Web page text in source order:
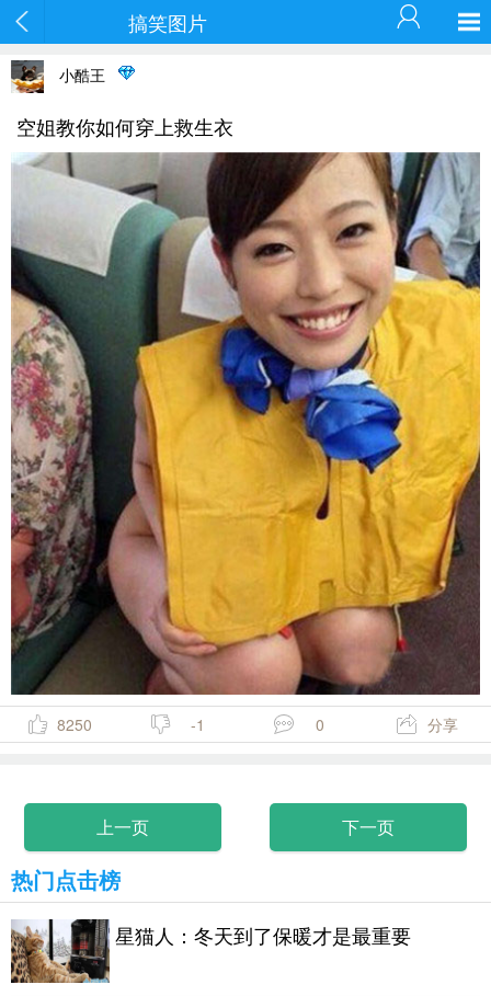
搞笑图片
小酷王
空姐教你如何穿上救生衣
8250 -1 0 分享
上一页 下一页
热门点击榜
星猫人：冬天到了保暖才是最重要